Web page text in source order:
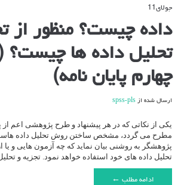
جولای11
داده
چیست؟
منظور
از
تجزیه
و
تحلیل
داده
(فصل
چهارم
پایان
نامه)
داده چیست؟ منظور از
تحلیل داده ها
چهارم پایان نامه)
ارسال شده از spss-pls
یکی از نکاتی که در هر پیشنهاد و طرح پژوهشی اعم از
مطرح می گردد، مشخص ساختن روش تحلیل داده
پژوهشگر به روشنی بیان نماید که چه آزمون هایی و یا
تحلیل داده های خود استفاده خواهد نمود. تجزیه و
ادامه مطلب ←